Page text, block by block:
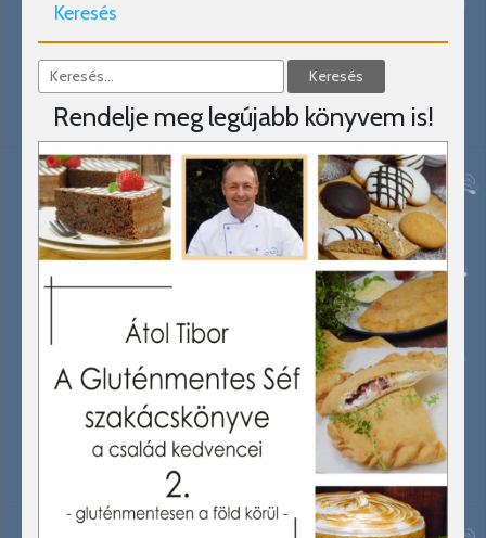
Keresés
Rendelje meg legújabb könyvem is!